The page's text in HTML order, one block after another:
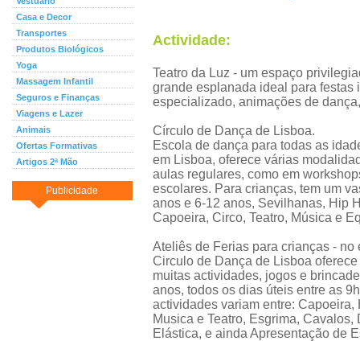
Casa e Decor
Transportes
Produtos Biológicos
Yoga
Massagem Infantil
Seguros e Finanças
Viagens e Lazer
Animais
Ofertas Formativas
Artigos 2ª Mão
Publicidade
Actividade:
Teatro da Luz - um espaço
grande esplanada ideal para festas
especializado, animações de
Círculo de Dança de Lisboa.
Escola de dança para todas as
em Lisboa, oferece várias
aulas regulares, como em
escolares. Para crianças, tem um
anos e 6-12 anos, Sevilhanas, Hip
Capoeira, Circo, Teatro, Música e
Ateliês de Ferias para crianças -
Circulo de Dança de Lisboa
muitas actividades, jogos e
anos, todos os dias úteis entre as
actividades variam entre:
Musica e Teatro, Esgrima,
Elástica, e ainda Apresentação de